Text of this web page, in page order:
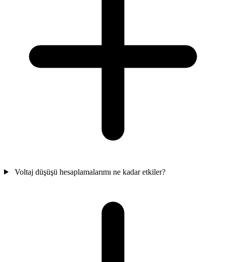
Voltaj düşüşü hesaplamalarımı ne kadar etkiler?